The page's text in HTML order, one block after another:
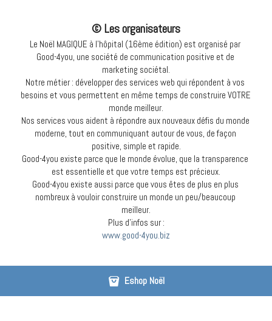
© Les organisateurs
Le Noël MAGIQUE à l'hôpital (16ème édition) est organisé par
Good-4you, une société de communication positive et de
marketing sociétal.
Notre métier : développer des services web qui répondent à vos
besoins et vous permettent en même temps de construire VOTRE
monde meilleur.
Nos services vous aident à répondre aux nouveaux défis du monde
moderne, tout en communiquant autour de vous, de façon
positive, simple et rapide.
Good-4you existe parce que le monde évolue, que la transparence
est essentielle et que votre temps est précieux.
Good-4you existe aussi parce que vous êtes de plus en plus
nombreux à vouloir construire un monde un peu/beaucoup
meilleur.
Plus d'infos sur :
www.good-4you.biz
Eshop Noël